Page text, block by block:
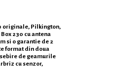
originale, Pilkington,
230 cu antena
si o garantie de 2
format din doua
de geamurile
cu senzor,